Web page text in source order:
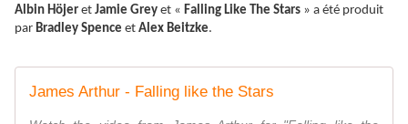
Albin Höjer et Jamie Grey et « Falling Like The Stars » a été produit
par Bradley Spence et Alex Beitzke.
James Arthur - Falling like the Stars